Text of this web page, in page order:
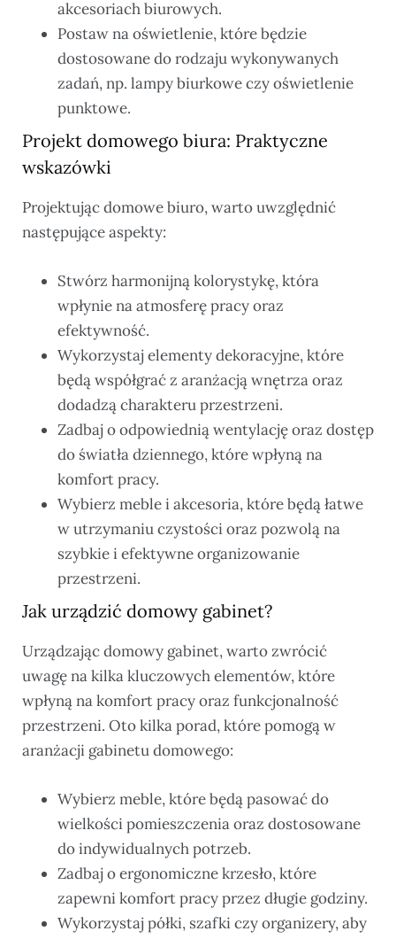
akcesoriach biurowych.
Postaw na oświetlenie, które będzie
dostosowane do rodzaju wykonywanych
zadań, np. lampy biurkowe czy oświetlenie
punktowe.
Projekt domowego biura: Praktyczne
wskazówki
Projektując domowe biuro, warto uwzględnić
następujące aspekty:
Stwórz harmonijną kolorystykę, która
wpłynie na atmosferę pracy oraz
efektywność.
Wykorzystaj elementy dekoracyjne, które
będą współgrać z aranżacją wnętrza oraz
dodadzą charakteru przestrzeni.
Zadbaj o odpowiednią wentylację oraz dostęp
do światła dziennego, które wpłyną na
komfort pracy.
Wybierz meble i akcesoria, które będą łatwe
w utrzymaniu czystości oraz pozwolą na
szybkie i efektywne organizowanie
przestrzeni.
Jak urządzić domowy gabinet?
Urządzając domowy gabinet, warto zwrócić
uwagę na kilka kluczowych elementów, które
wpłyną na komfort pracy oraz funkcjonalność
przestrzeni. Oto kilka porad, które pomogą w
aranżacji gabinetu domowego:
Wybierz meble, które będą pasować do
wielkości pomieszczenia oraz dostosowane
do indywidualnych potrzeb.
Zadbaj o ergonomiczne krzesło, które
zapewni komfort pracy przez długie godziny.
Wykorzystaj półki, szafki czy organizery, aby